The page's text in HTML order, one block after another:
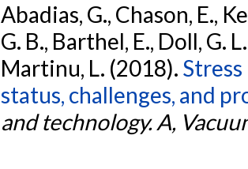
Abadias, G., Chason, E.,
G. B., Barthel, E., Doll, G.
Martinu, L. (2018).
status, challenges, and
and technology. A,